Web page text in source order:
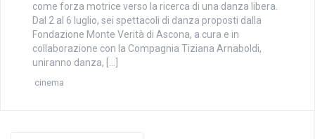
come forza motrice verso la ricerca di una danza libera.
Dal 2 al 6 luglio, sei spettacoli di danza proposti dalla
Fondazione Monte Verità di Ascona, a cura e in
collaborazione con la Compagnia Tiziana Arnaboldi,
uniranno danza, […]
cinema